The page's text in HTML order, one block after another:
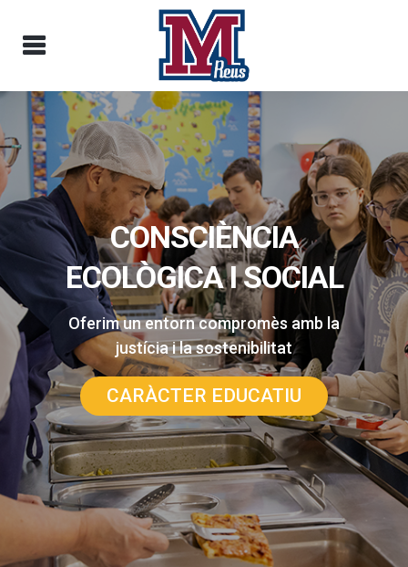
PROJECTE EDUCATIU 3-18
Eduquem per a un futur que ja és
present.
OFERTA EDUCATIVA